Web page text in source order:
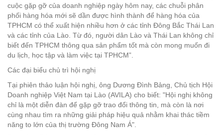
cuộc gặp gỡ của doanh nghiệp ngày hôm nay, các chuỗi phân
phối hàng hóa mới sẽ dần được hình thành để hàng hóa của
TPHCM có thể xuất hiện nhiều hơn ở các tỉnh Đông Bắc Thái Lan
và các tỉnh của Lào. Từ đó, người dân Lào và Thái Lan không chỉ
biết đến TPHCM thông qua sản phẩm tốt mà còn mong muốn đi
du lịch, học tập và làm việc tại TPHCM”.
Các đại biểu chủ trì hội nghị
Tại phiên thảo luận hội nghị, ông Dương Đình Bảng, Chủ tịch Hội
Doanh nghiệp Việt Nam tại Lào (AVILA) cho biết: "Hội nghị không
chỉ là một diễn đàn để gặp gỡ trao đổi thông tin, mà còn là nơi
cùng nhau tìm ra những giải pháp hiệu quả nhằm khai thác tiềm
năng to lớn của thị trường Đông Nam Á".